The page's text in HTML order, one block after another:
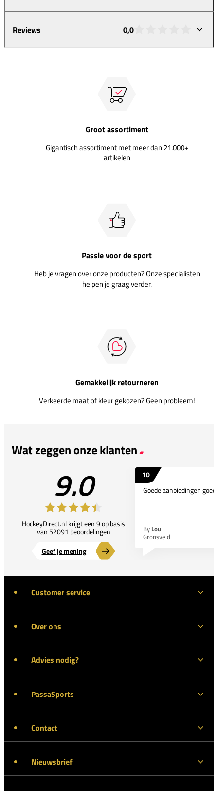
Reviews 0,0
Groot assortiment
Gigantisch assortiment met meer dan 21.000+
artikelen
Passie voor de sport
Heb je vragen over onze producten? Onze specialisten
helpen je graag verder.
Gemakkelijk retourneren
Verkeerde maat of kleur gekozen? Geen probleem!
Wat zeggen onze klanten
9.0
HockeyDirect.nl krijgt een 9 op basis
van 52091 beoordelingen
Geef je mening
10
Goede aanbiedingen
By Lou
Gronsveld
Customer service
Over ons
Advies nodig?
PassaSports
Contact
Nieuwsbrief